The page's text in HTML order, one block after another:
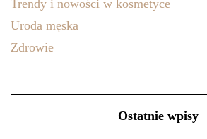
Trendy i nowości w kosmetyce
Uroda męska
Zdrowie
Ostatnie wpisy